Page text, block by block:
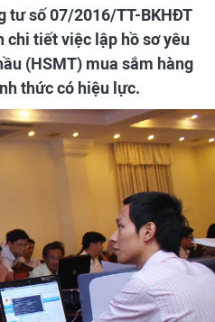
tư số 07/2016/TT-BKHĐT
chi tiết việc lập hồ sơ yêu
(HSMT) mua sắm hàng
thức có hiệu lực.